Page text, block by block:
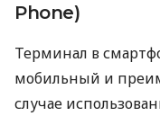
Phone)
Терминал в
мобильный и
случае